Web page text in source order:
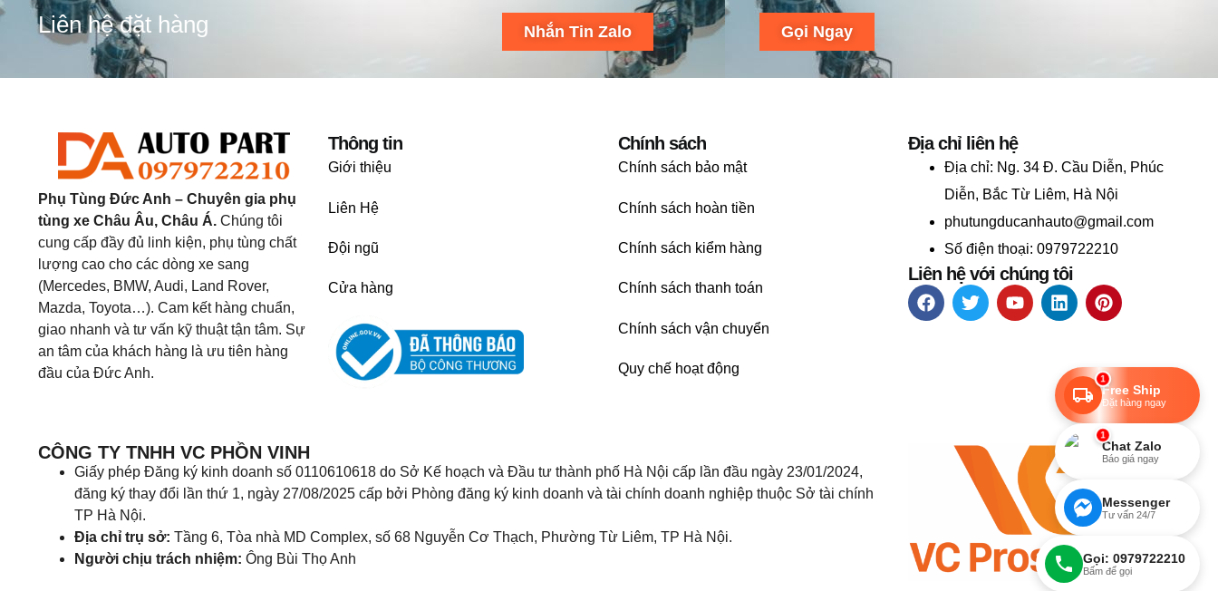
Liên hệ đặt hàng Nhắn Tin Zalo Gọi Ngay
Phụ Tùng Đức Anh – Chuyên gia phụ
tùng xe Châu Âu, Châu Á. Chúng tôi
cung cấp đầy đủ linh kiện, phụ tùng chất
lượng cao cho các dòng xe sang
(Mercedes, BMW, Audi, Land Rover,
Mazda, Toyota…). Cam kết hàng chuẩn,
giao nhanh và tư vấn kỹ thuật tận tâm. Sự
an tâm của khách hàng là ưu tiên hàng
đầu của Đức Anh.
Thông tin
Giới thiệu
Liên Hệ
Đội ngũ
Cửa hàng
Chính sách
Chính sách bảo mật
Chính sách hoàn tiền
Chính sách kiểm hàng
Chính sách thanh toán
Chính sách vận chuyển
Quy chế hoạt động
Địa chỉ liên hệ
Địa chỉ: Ng. 34 Đ. Cầu Diễn, Phúc
Diễn, Bắc Từ Liêm, Hà Nội
phutungducanhauto@gmail.com
Số điện thoại: 0979722210
Liên hệ với chúng tôi
CÔNG TY TNHH VC PHỒN VINH
Giấy phép Đăng ký kinh doanh số 0110610618 do Sở Kế hoạch và Đầu tư thành phố Hà Nội cấp lần đầu ngày 23/01/2024,
đăng ký thay đổi lần thứ 1, ngày 27/08/2025 cấp bởi Phòng đăng ký kinh doanh và tài chính doanh nghiệp thuộc Sở tài chính
TP Hà Nội.
Địa chỉ trụ sở: Tầng 6, Tòa nhà MD Complex, số 68 Nguyễn Cơ Thạch, Phường Từ Liêm, TP Hà Nội.
Người chịu trách nhiệm: Ông Bùi Thọ Anh
1
Free Ship
Đặt hàng ngay
1
Chat Zalo
Báo giá ngay
Messenger
Tư vấn 24/7
Gọi: 0979722210
Bấm để gọi